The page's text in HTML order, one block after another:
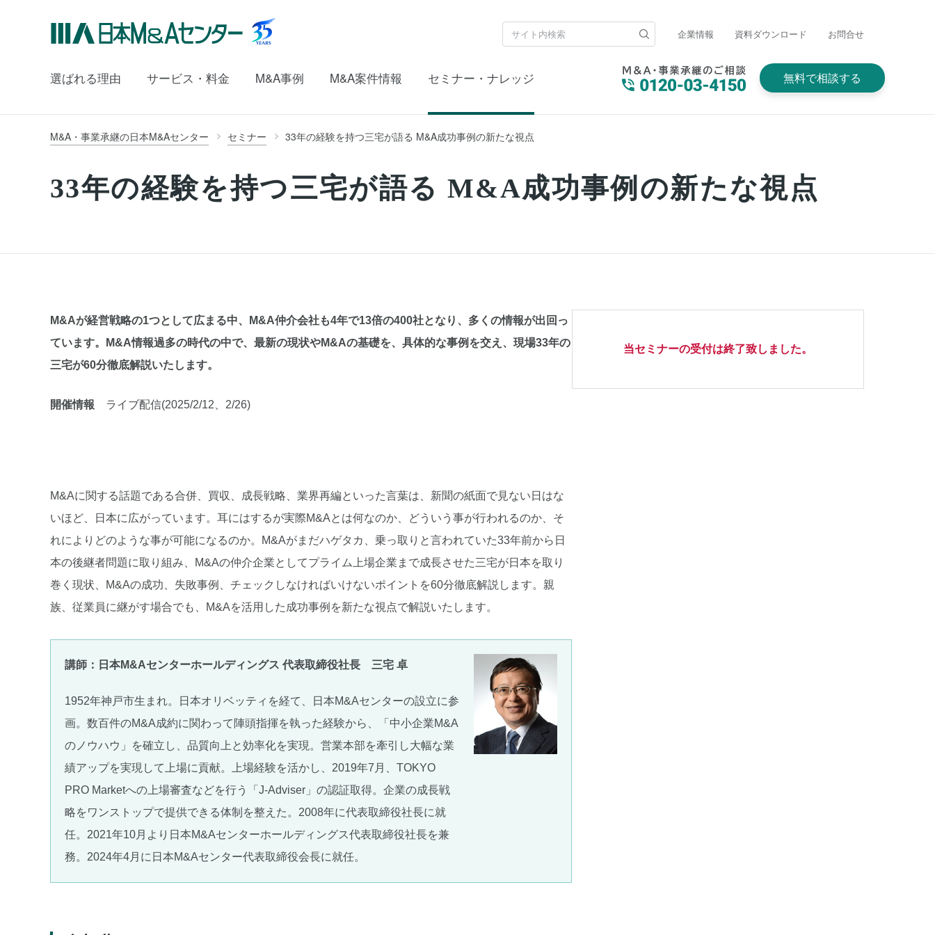
企業情報 資料ダウンロード お問合せ
選ばれる理由 サービス・料金 M&A事例 M&A案件情報 セミナー・ナレッジ 無料で相談する
M&A・事業承継の日本M&Aセンター セミナー 33年の経験を持つ三宅が語る M&A成功事例の新たな視点
33年の経験を持つ三宅が語る M&A成功事例の新たな視点
M&Aが経営戦略の1つとして広まる中、M&A仲介会社も4年で13倍の400社となり、多くの情報が出回っ
ています。M&A情報過多の時代の中で、最新の現状やM&Aの基礎を、具体的な事例を交え、現場33年の
三宅が60分徹底解説いたします。
開催情報 ライブ配信(2025/2/12、2/26)
M&Aに関する話題である合併、買収、成長戦略、業界再編といった言葉は、新聞の紙面で見ない日はな
いほど、日本に広がっています。耳にはするが実際M&Aとは何なのか、どういう事が行われるのか、そ
れによりどのような事が可能になるのか。M&Aがまだハゲタカ、乗っ取りと言われていた33年前から日
本の後継者問題に取り組み、M&Aの仲介企業としてプライム上場企業まで成長させた三宅が日本を取り
巻く現状、M&Aの成功、失敗事例、チェックしなければいけないポイントを60分徹底解説します。親
族、従業員に継がす場合でも、M&Aを活用した成功事例を新たな視点で解説いたします。
講師：日本M&Aセンターホールディングス 代表取締役社長 三宅 卓
1952年神戸市生まれ。日本オリベッティを経て、日本M&Aセンターの設立に参
画。数百件のM&A成約に関わって陣頭指揮を執った経験から、「中小企業M&A
のノウハウ」を確立し、品質向上と効率化を実現。営業本部を牽引し大幅な業
績アップを実現して上場に貢献。上場経験を活かし、2019年7月、TOKYO
PRO Marketへの上場審査などを行う「J-Adviser」の認証取得。企業の成長戦
略をワンストップで提供できる体制を整えた。2008年に代表取締役社長に就
任。2021年10月より日本M&Aセンターホールディングス代表取締役社長を兼
務。2024年4月に日本M&Aセンター代表取締役会長に就任。
当セミナーの受付は終了致しました。